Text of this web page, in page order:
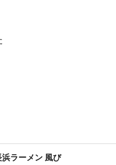
浜ラーメン 風び